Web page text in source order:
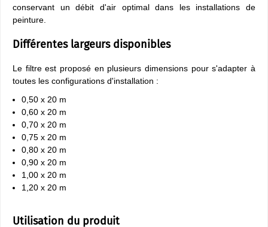
conservant un débit d'air optimal dans les installations de
peinture.
Différentes largeurs disponibles
Le filtre est proposé en plusieurs dimensions pour s'adapter à
toutes les configurations d'installation :
0,50 x 20 m
0,60 x 20 m
0,70 x 20 m
0,75 x 20 m
0,80 x 20 m
0,90 x 20 m
1,00 x 20 m
1,20 x 20 m
Utilisation du produit